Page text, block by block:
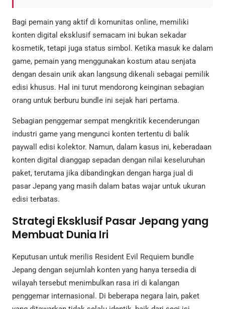
Bagi pemain yang aktif di komunitas online, memiliki
konten digital eksklusif semacam ini bukan sekadar
kosmetik, tetapi juga status simbol. Ketika masuk ke dalam
game, pemain yang menggunakan kostum atau senjata
dengan desain unik akan langsung dikenali sebagai pemilik
edisi khusus. Hal ini turut mendorong keinginan sebagian
orang untuk berburu bundle ini sejak hari pertama.
Sebagian penggemar sempat mengkritik kecenderungan
industri game yang mengunci konten tertentu di balik
paywall edisi kolektor. Namun, dalam kasus ini, keberadaan
konten digital dianggap sepadan dengan nilai keseluruhan
paket, terutama jika dibandingkan dengan harga jual di
pasar Jepang yang masih dalam batas wajar untuk ukuran
edisi terbatas.
Strategi Eksklusif Pasar Jepang yang
Membuat Dunia Iri
Keputusan untuk merilis Resident Evil Requiem bundle
Jepang dengan sejumlah konten yang hanya tersedia di
wilayah tersebut menimbulkan rasa iri di kalangan
penggemar internasional. Di beberapa negara lain, paket